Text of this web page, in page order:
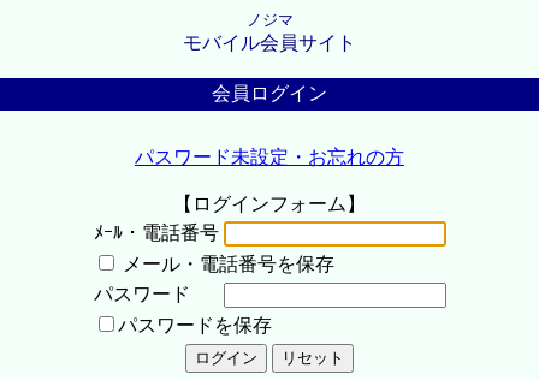
ノジマ
モバイル会員サイト
会員ログイン
パスワード未設定・お忘れの方
【ログインフォーム】
ﾒｰﾙ・電話番号
メール・電話番号を保存
パスワード
パスワードを保存